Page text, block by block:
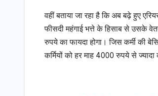
वहीं बताया जा रहा है कि अब बढ़े हुए
फीसदी महंगाई भत्ते के हिसाब से उसके
रुपये का फायदा होगा। जिस कर्मी की
कर्मियों को हर माह 4000 रुपये से ज्यादा